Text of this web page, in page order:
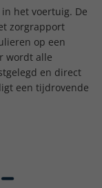
het voertuig. De
zorgrapport
op een
wordt alle
en direct
een tijdrovende